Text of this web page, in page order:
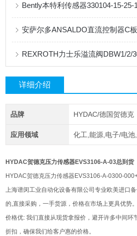
REXROTH力士乐溢流阀DBW1/2/
详细介绍
品牌 HYDAC/德国贺德克
应用领域 化工,能源,电子/电
HYDAC贺德克压力传感器EVS3106-A-03总到货
HYDAC贺德克压力传感器EVS3106-A-0300-
上海谱闵工业自动化设备有限公司专业欧美进口
的,直接采购，一手货源，价格在市场上更具优势。
价格优: 我们直接从现货拿报价，避开许多中间环
折扣，确保我们给客户惠的价格。